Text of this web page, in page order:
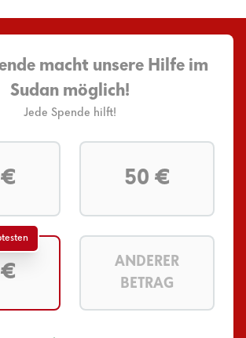
macht unsere Hilfe im
Sudan möglich!
Jede Spende hilft!
50 €
ANDERER
BETRAG